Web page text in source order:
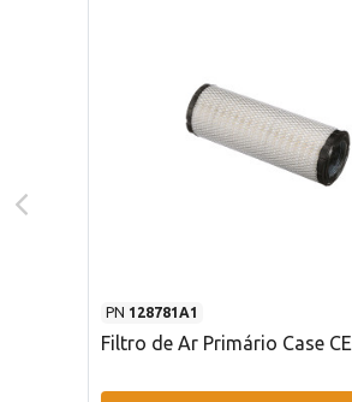
PN 128781A1
Filtro de Ar Primário Case CE